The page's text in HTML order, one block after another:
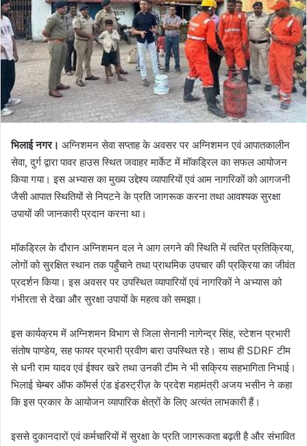
भिलाई नगर। अग्निशमन सेवा सप्ताह के अवसर पर अग्निशमन एवं आपातकालीन
सेवा, दुर्ग द्वारा पावर हाउस स्थित जवाहर मार्केट में मॉकड्रिल का सफल आयोजन
किया गया। इस अभ्यास का मुख्य उद्देश्य व्यापारियों एवं आम नागरिकों को आगजनी
जैसी आपात स्थितियों से निपटने के प्रति जागरूक करना तथा आवश्यक सुरक्षा
उपायों की जानकारी प्रदान करना था।
मॉकड्रिल के दौरान अग्निशमन दल ने आग लगने की स्थिति में त्वरित प्रतिक्रिया,
लोगों को सुरक्षित स्थान तक पहुँचाने तथा प्राथमिक उपचार की प्रक्रिया का जीवंत
प्रदर्शन किया। इस अवसर पर उपस्थित व्यापारियों एवं नागरिकों ने अभ्यास को
गंभीरता से देखा और सुरक्षा उपायों के महत्व को समझा।
इस कार्यक्रम में अग्निशमन विभाग से जिला सेनानी नागेन्द्र सिंह, स्टेशन प्रभारी
संतोष पाण्डेय, सह फायर प्रभारी प्रवीण बारा उपस्थित रहे। साथ ही SDRF टीम
से धनी राम यादव एवं ईश्वर खरे तथा उनकी टीम ने भी सक्रिय सहभागिता निभाई।
भिलाई चेम्बर ऑफ कॉमर्स एंड इंडस्ट्रीज़ के प्रदेश महामंत्री अजय भसीन ने कहा
कि इस प्रकार के आयोजन व्यापारिक क्षेत्रों के लिए अत्यंत लाभकारी हैं।
इससे दुकानदारों एवं कर्मचारियों में सुरक्षा के प्रति जागरूकता बढ़ती है और संभावित